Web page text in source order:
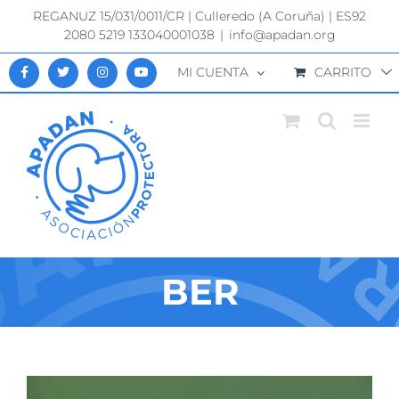
Saltar
contenido
REGANUZ 15/031/0011/CR | Culleredo (A Coruña) | ES92
2080 5219 133040001038 | info@apadan.org
MI CUENTA CARRITO
BER